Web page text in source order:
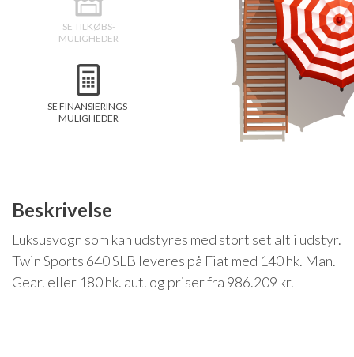
Isabella Opstillingsvejledninger
GPDR - Optagelse af foto og video
GPDR - KG Camping Kundeklub
SE TILKØBS-
MULIGHEDER
SE FINANSIERINGS-
MULIGHEDER
Beskrivelse
Luksusvogn som kan udstyres med stort set alt i udstyr.
Twin Sports 640 SLB leveres på Fiat med 140 hk. Man.
Gear. eller 180 hk. aut. og priser fra 986.209 kr.